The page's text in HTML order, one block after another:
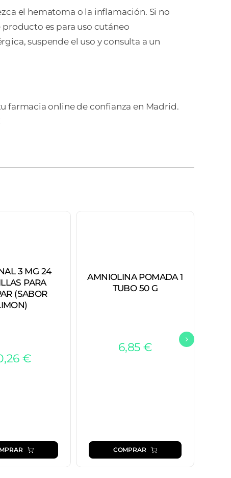
el hematoma o la inflamación. Si no
producto es para uso cutáneo
suspende el uso y consulta a un
farmacia online de confianza en Madrid.
3 MG 24
PARA
(SABOR
€
AMNIOLINA POMADA 1
TUBO 50 G
6,85€
COMPRAR